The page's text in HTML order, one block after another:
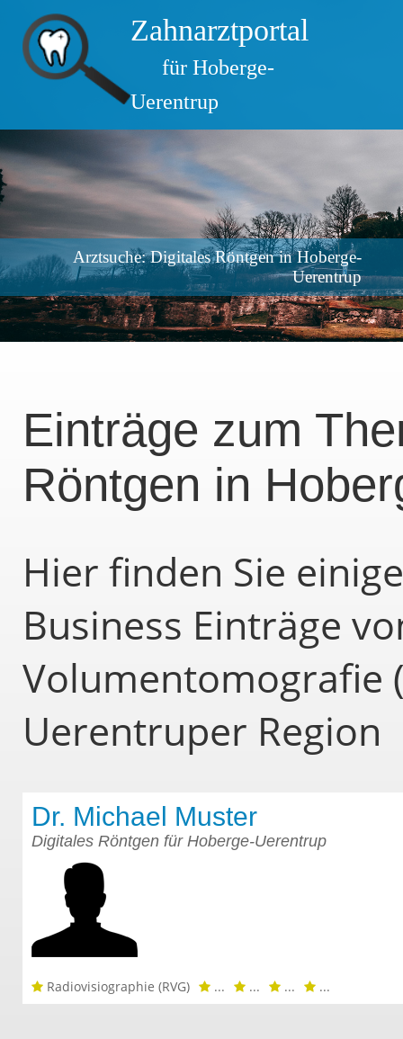
Zahnarztportal
für Hoberge-
Uerentrup
Arztsuche: Digitales Röntgen in Hoberge-
Uerentrup
Einträge zum
Röntgen in
Hier finden Sie
Business Einträge
Volumentomografie
Uerentruper Region
Dr. Michael Muster
Digitales Röntgen für Hoberge-Uerentrup
Radiovisiographie (RVG) ... ... ... ...